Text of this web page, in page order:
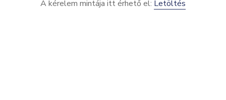
A kérelem mintája itt érhető el: Letöltés